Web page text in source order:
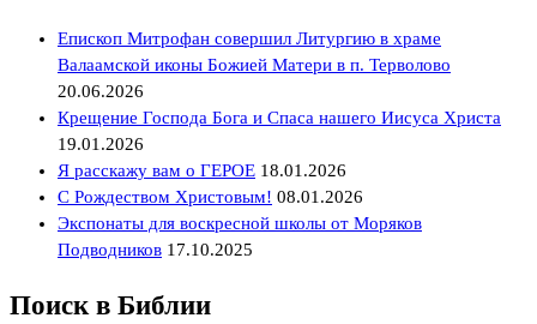
Епископ Митрофан совершил Литургию в храме
Валаамской иконы Божией Матери в п. Терволово
20.06.2026
Крещение Господа Бога и Спаса нашего Иисуса Христа
19.01.2026
Я расскажу вам о ГЕРОЕ 18.01.2026
С Рождеством Христовым! 08.01.2026
Экспонаты для воскресной школы от Моряков
Подводников 17.10.2025
Поиск в Библии